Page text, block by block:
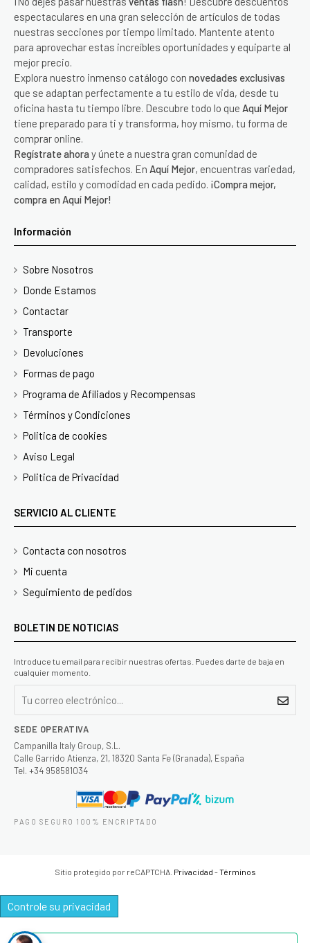
espectaculares en una gran selección de artículos de todas
nuestras secciones por tiempo limitado. Mantente atento
para aprovechar estas increíbles oportunidades y equiparte al
mejor precio.
Explora nuestro inmenso catálogo con novedades exclusivas
que se adaptan perfectamente a tu estilo de vida, desde tu
oficina hasta tu tiempo libre. Descubre todo lo que Aquí Mejor
tiene preparado para ti y transforma, hoy mismo, tu forma de
comprar online.
Regístrate ahora y únete a nuestra gran comunidad de
compradores satisfechos. En Aquí Mejor, encuentras variedad,
calidad, estilo y comodidad en cada pedido. ¡Compra mejor,
compra en Aquí Mejor!
Información
Sobre Nosotros
Donde Estamos
Contactar
Transporte
Devoluciones
Formas de pago
Programa de Afiliados y Recompensas
Términos y Condiciones
Politica de cookies
Aviso Legal
Politica de Privacidad
SERVICIO AL CLIENTE
Contacta con nosotros
Mi cuenta
Seguimiento de pedidos
BOLETIN DE NOTICIAS
Introduce tu email para recibir nuestras ofertas. Puedes darte de baja en
cualquier momento.
SEDE OPERATIVA
Campanilla Italy Group, S.L.
Calle Garrido Atienza, 21, 18320 Santa Fe (Granada), España
Tel. +34 958581034
PAGO SEGURO 100% ENCRIPTADO
Sitio protegido por reCAPTCHA. Privacidad -Términos
Controle su privacidad